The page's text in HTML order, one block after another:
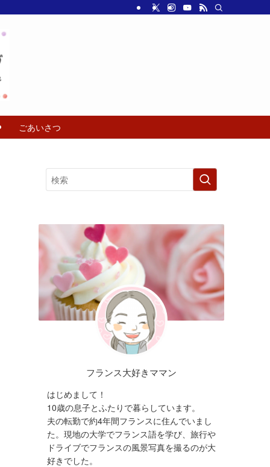
ごあいさつ
フランス大好きママン
はじめまして！
10歳の息子とふたりで暮らしています。
夫の転勤で約4年間フランスに住んでいまし
た。現地の大学でフランス語を学び、旅行や
ドライブでフランスの風景写真を撮るのが大
好きでした。